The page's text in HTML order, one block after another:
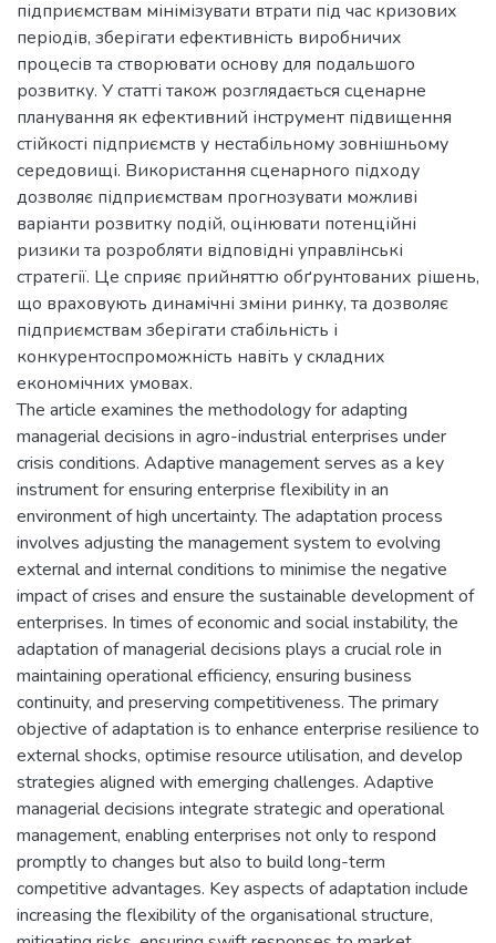
підприємствам мінімізувати втрати під час кризових
періодів, зберігати ефективність виробничих
процесів та створювати основу для подальшого
розвитку. У статті також розглядається сценарне
планування як ефективний інструмент підвищення
стійкості підприємств у нестабільному зовнішньому
середовищі. Використання сценарного підходу
дозволяє підприємствам прогнозувати можливі
варіанти розвитку подій, оцінювати потенційні
ризики та розробляти відповідні управлінські
стратегії. Це сприяє прийняттю обґрунтованих рішень,
що враховують динамічні зміни ринку, та дозволяє
підприємствам зберігати стабільність і
конкурентоспроможність навіть у складних
економічних умовах.
The article examines the methodology for adapting
managerial decisions in agro-industrial enterprises under
crisis conditions. Adaptive management serves as a key
instrument for ensuring enterprise flexibility in an
environment of high uncertainty. The adaptation process
involves adjusting the management system to evolving
external and internal conditions to minimise the negative
impact of crises and ensure the sustainable development of
enterprises. In times of economic and social instability, the
adaptation of managerial decisions plays a crucial role in
maintaining operational efficiency, ensuring business
continuity, and preserving competitiveness. The primary
objective of adaptation is to enhance enterprise resilience to
external shocks, optimise resource utilisation, and develop
strategies aligned with emerging challenges. Adaptive
managerial decisions integrate strategic and operational
management, enabling enterprises not only to respond
promptly to changes but also to build long-term
competitive advantages. Key aspects of adaptation include
increasing the flexibility of the organisational structure,